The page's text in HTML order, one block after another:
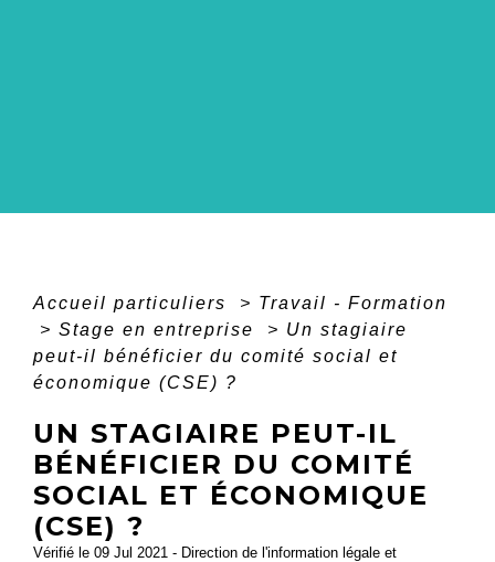
Accueil particuliers > Travail - Formation
> Stage en entreprise > Un stagiaire
peut-il bénéficier du comité social et
économique (CSE) ?
UN STAGIAIRE PEUT-IL
BÉNÉFICIER DU COMITÉ
SOCIAL ET ÉCONOMIQUE
(CSE) ?
Vérifié le 09 Jul 2021 - Direction de l'information légale et